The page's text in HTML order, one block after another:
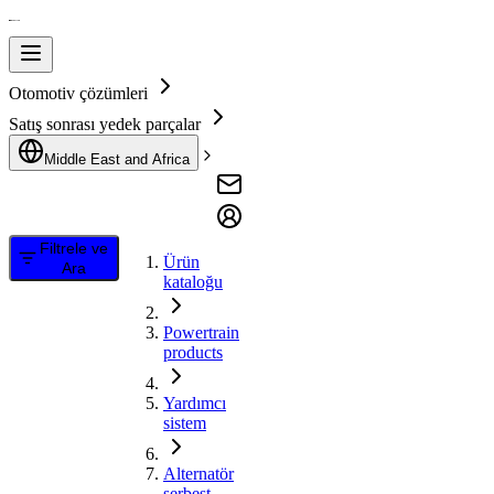
Otomotiv çözümleri
Satış sonrası yedek parçalar
Middle East and Africa
Filtrele ve
Ara
Ürün
kataloğu
Powertrain
products
Yardımcı
sistem
Alternatör